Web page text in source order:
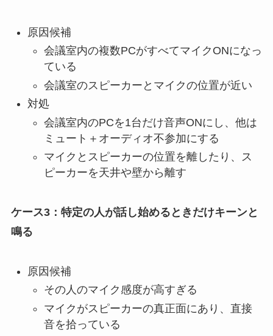
原因候補
会議室内の複数PCがすべてマイクONになっ
ている
会議室のスピーカーとマイクの位置が近い
対処
会議室内のPCを1台だけ音声ONにし、他は
ミュート＋オーディオ不参加にする
マイクとスピーカーの位置を離したり、ス
ピーカーを天井や壁から離す
ケース3：特定の人が話し始めるときだけキーンと
鳴る
原因候補
その人のマイク感度が高すぎる
マイクがスピーカーの真正面にあり、直接
音を拾っている